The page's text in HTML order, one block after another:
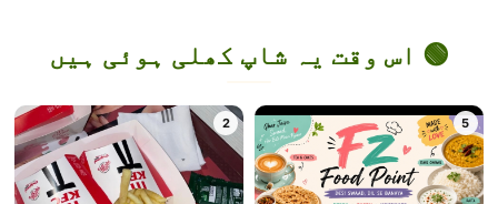
🟢 اس وقت یہ شاپ کھلی ہوئی ہیں
5
2